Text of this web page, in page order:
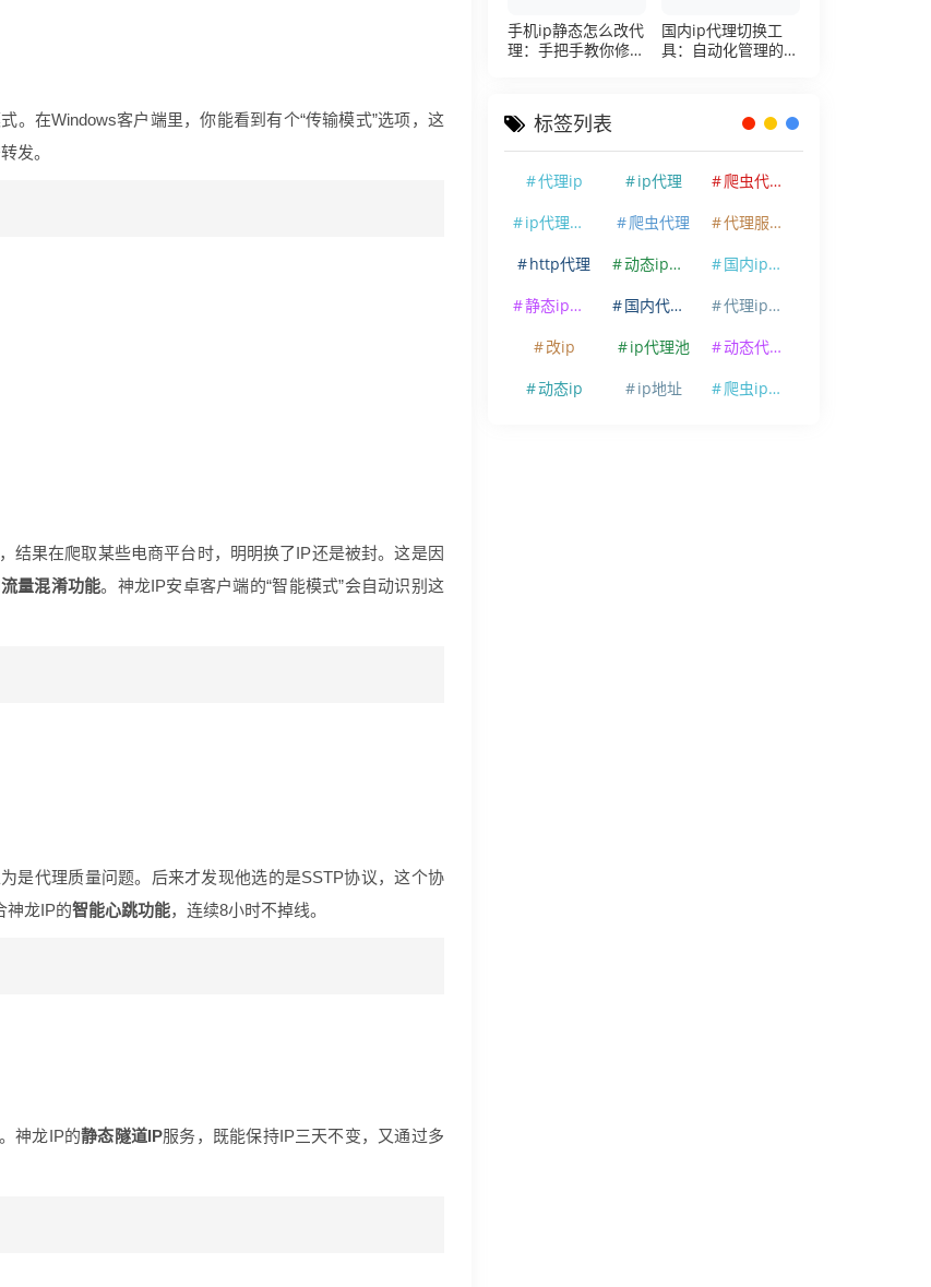
。在Windows客户端里，你能看到有个“传输模式”选项，这
发。
结果在爬取某些电商平台时，明明换了IP还是被封。这是因
流量混淆功能。神龙IP安卓客户端的“智能模式”会自动识别这
是代理质量问题。后来才发现他选的是SSTP协议，这个协
神龙IP的智能心跳功能，连续8小时不掉线。
神龙IP的静态隧道IP服务，既能保持IP三天不变，又通过多
手机ip静态怎么改代
理：手把手教你修改
国内ip代理切换工
具：自动化管理的效
标签列表
代理ip ip代理
爬虫代理ip
ip代理软件
爬虫代理
代理服务器
http代理
动态ip代理
国内ip代理
静态ip代理
国内代理ip
代理ip软件
改ip
ip代理池
动态代理ip
动态ip
ip地址 爬虫ip代理